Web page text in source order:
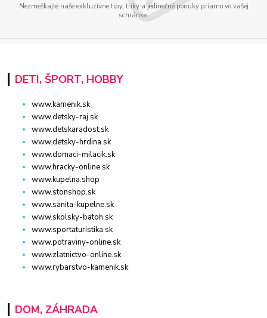
Nezmeškajte naše exkluzívne tipy, triky a jedinečné ponuky priamo vo vašej
schránke.
DETI, ŠPORT, HOBBY
www.kamenik.sk
www.detsky-raj.sk
www.detskaradost.sk
www.detsky-hrdina.sk
www.domaci-milacik.sk
www.hracky-online.sk
www.kupelna.shop
www.stonshop.sk
www.sanita-kupelne.sk
www.skolsky-batoh.sk
www.sportaturistika.sk
www.potraviny-online.sk
www.zlatnictvo-online.sk
www.rybarstvo-kamenik.sk
DOM, ZÁHRADA